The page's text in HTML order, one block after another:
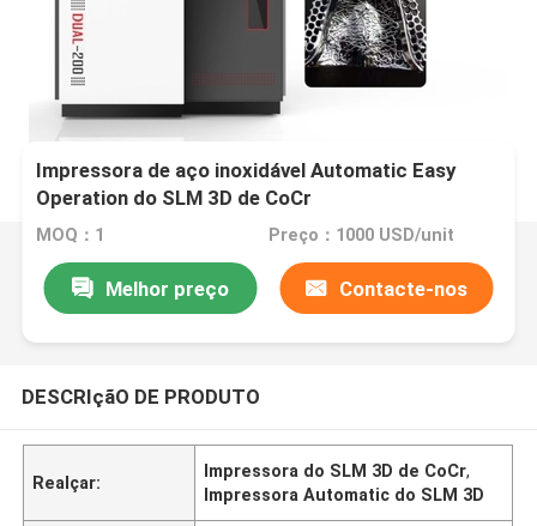
Impressora de aço inoxidável Automatic Easy
Operation do SLM 3D de CoCr
MOQ：1 Preço：1000 USD/unit
Melhor preço Contacte-nos
DESCRIçãO DE PRODUTO
Realçar:
Impressora do SLM 3D de CoCr,
Impressora Automatic do SLM 3D